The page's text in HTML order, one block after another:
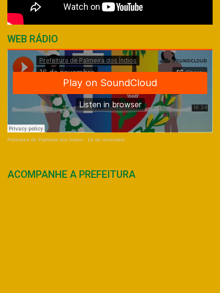
WEB RÁDIO
Prefeitura de Palmeira dos Índios · 16 de novembro
ACOMPANHE A PREFEITURA